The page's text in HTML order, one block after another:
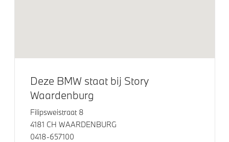
Driving Assistant Professional
High-beam assistant
Draadloos oplaadstation
Comfort Access
Deze BMW staat bij Story
Waardenburg
Filipsweistraat 8
4181 CH WAARDENBURG
0418-657100